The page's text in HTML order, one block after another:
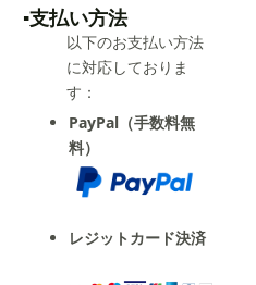
▪️支払い方法
以下のお支払い方法
に対応しておりま
す：
PayPal（手数料無
料）
レジットカード決済